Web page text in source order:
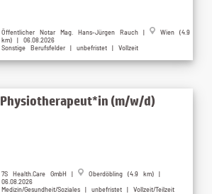
Öffentlicher Notar Mag. Hans-Jürgen Rauch |
Wien (4.9
km) | 06.08.2026
Sonstige Berufsfelder | unbefristet | Vollzeit
Physiotherapeut*in (m/w/d)
7S Health.Care GmbH |
Oberdöbling (4.9 km) |
06.08.2026
Medizin/Gesundheit/Soziales | unbefristet | Vollzeit/Teilzeit